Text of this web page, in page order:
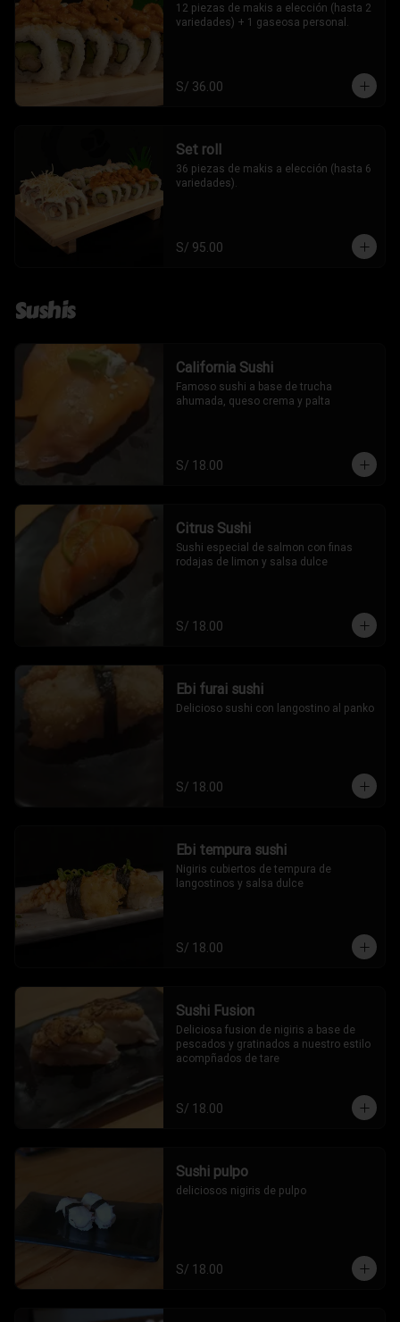
12 piezas de makis a elección (hasta 2
variedades) + 1 gaseosa personal.
S/ 36.00
Set roll
36 piezas de makis a elección (hasta 6
variedades).
S/ 95.00
Sushis
California Sushi
Famoso sushi a base de trucha
ahumada, queso crema y palta
S/ 18.00
Citrus Sushi
Sushi especial de salmon con finas
rodajas de limon y salsa dulce
S/ 18.00
Ebi furai sushi
Delicioso sushi con langostino al panko
S/ 18.00
Ebi tempura sushi
Nigiris cubiertos de tempura de
langostinos y salsa dulce
S/ 18.00
Sushi Fusion
Deliciosa fusion de nigiris a base de
pescados y gratinados a nuestro estilo
acompñados de tare
S/ 18.00
Sushi pulpo
deliciosos nigiris de pulpo
S/ 18.00